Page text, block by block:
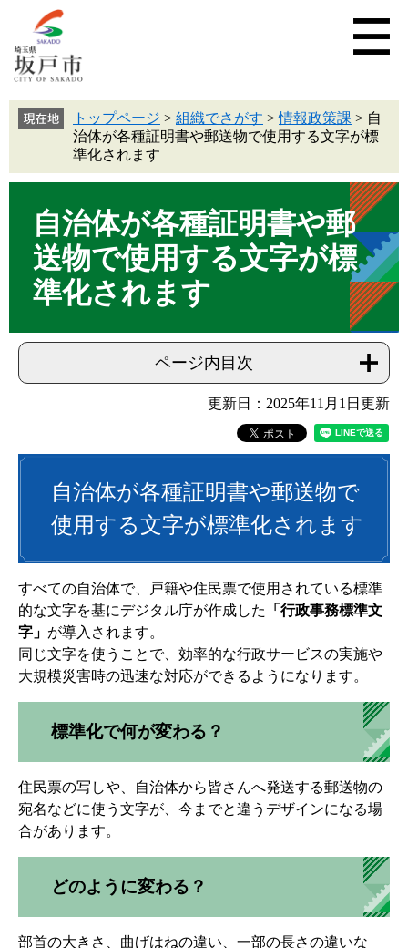
トップページ > 組織でさがす >情報政策課 > 自
治体が各種証明書や郵送物で使用する文字が標
準化されます
自治体が各種証明書や郵
送物で使用する文字が標
準化されます
ページ内目次
更新日：2025年11月1日更新
自治体が各種証明書や郵送物で
使用する文字が標準化されます
すべての自治体で、戸籍や住民票で使用されている標準
的な文字を基にデジタル庁が作成した
「行政事務標準文
字」 が導入されます。
同じ文字を使うことで、効率的な行政サービスの実施や
大規模災害時の迅速な対応ができるようになります。
標準化で何が変わる？
住民票の写しや、自治体から皆さんへ発送する郵送物の
宛名などに使う文字が、今までと違うデザインになる場
合があります。
どのように変わる？
部首の大きさ、曲げはねの違い、一部の長さの違いな